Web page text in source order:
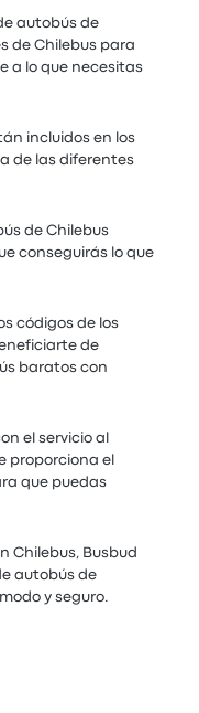
autobús de
de Chilebus para
a lo que necesitas
incluidos en los
de las diferentes
de Chilebus
conseguirás lo que
códigos de los
de
baratos con
el servicio al
proporciona el
que puedas
Chilebus, Busbud
autobús de
y seguro.